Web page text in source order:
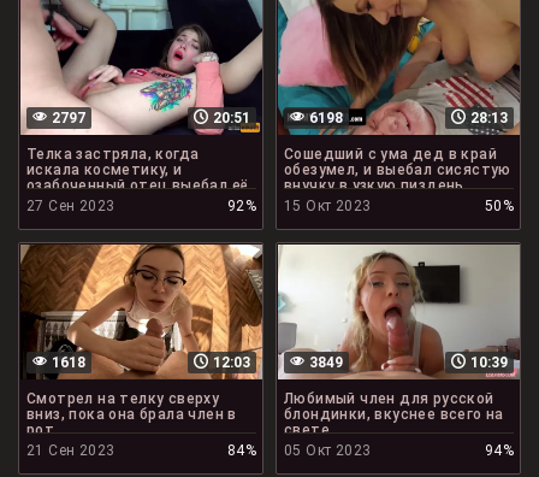
20:51
2797
Телка застряла, когда
искала косметику, и
озабоченный отец выебал её
вместо помощи
27 Сен 2023 92%
28:13
6198
Сошедший с ума дед в край
обезумел, и выебал сисястую
внучку в узкую пиздень
15 Окт 2023
50%
12:03
1618
Смотрел на телку сверху
вниз, пока она брала член в
рот
21 Сен 2023
84%
10:39
3849
Любимый член для русской
блондинки, вкуснее всего на
свете
05 Окт 2023
94%